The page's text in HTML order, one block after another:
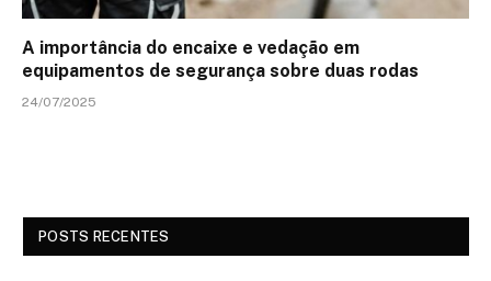
A importância do encaixe e vedação em
equipamentos de segurança sobre duas rodas
24/07/2025
POSTS RECENTES